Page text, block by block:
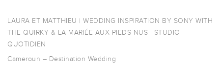
LAURA ET MATTHIEU | WEDDING INSPIRATION BY SONY WITH
THE QUIRKY & LA MARIÉE AUX PIEDS NUS | STUDIO
QUOTIDIEN
Cameroun – Destination Wedding